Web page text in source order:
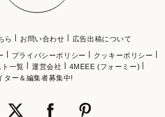
ら お問い合わせ
広告出稿について
プライバシーポリシー
クッキーポリシー
一覧
運営会社
4MEEE (フォーミー)
ター＆編集者募集中!